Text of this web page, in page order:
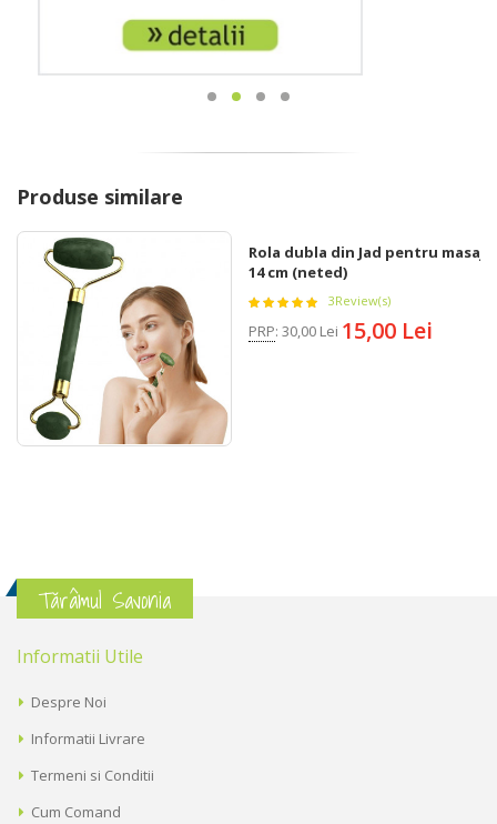
Produse similare
Rola dubla din Jad pentru masaj,
14 cm (neted)
3Review(s)
PRP: 30,00 Lei 15,00 Lei
Tărâmul Savonia
Informatii Utile
Despre Noi
Informatii Livrare
Termeni si Conditii
Cum Comand